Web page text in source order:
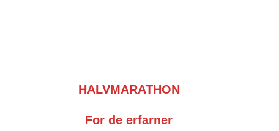
HALVMARATHON
For de erfarner